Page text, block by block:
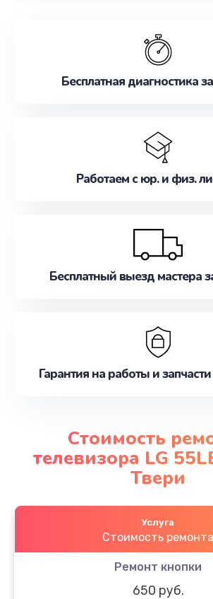
наилучшим образом. Не медлите
Бесплатная диагностика
Работаем с юр. и физ.
Бесплатный выезд мастера
Гарантия на работы и
Стоимость
телевизора LG
Твери
Услуга
Стоимость ремонта
Ремонт кнопки
650 руб.